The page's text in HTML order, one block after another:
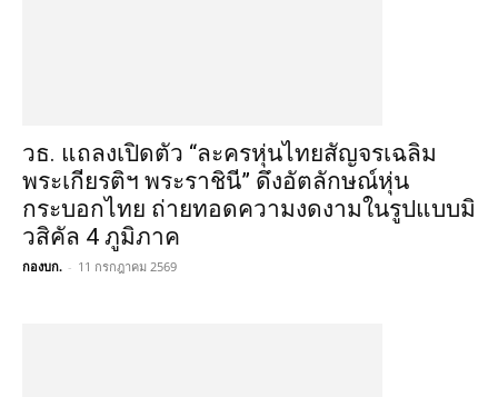
วธ. แถลงเปิดตัว “ละครหุ่นไทยสัญจรเฉลิม
พระเกียรติฯ พระราชินี” ดึงอัตลักษณ์หุ่น
กระบอกไทย ถ่ายทอดความงดงามในรูปแบบมิ
วสิคัล 4 ภูมิภาค
กองบก. - 11 กรกฎาคม 2569